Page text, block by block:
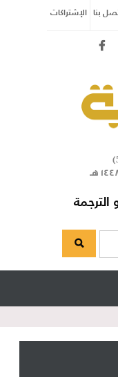
بنا الإشتراكات